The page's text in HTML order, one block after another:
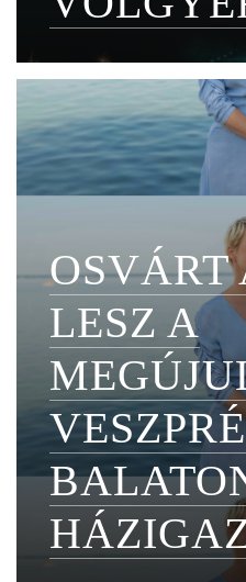
OSVÁRT
LESZ A